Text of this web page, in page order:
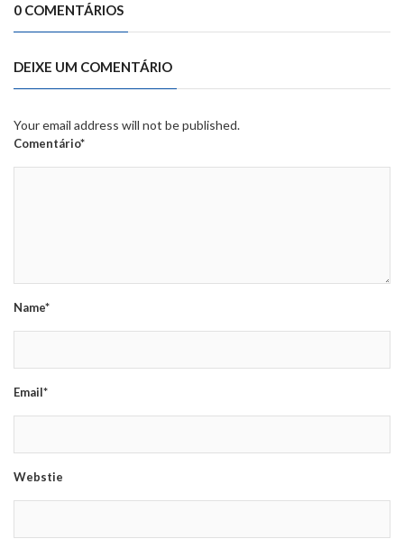
0 COMENTÁRIOS
DEIXE UM COMENTÁRIO
Your email address will not be published.
Comentário*
Name*
Email*
Webstie